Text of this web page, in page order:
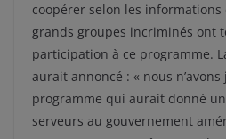
coopérer selon les informations
grands groupes incriminés ont
participation à ce programme.
aurait annoncé : « nous
programme qui aurait donné
serveurs au gouvernement